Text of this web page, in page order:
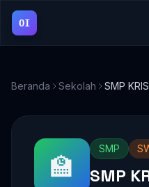
OI
Beranda Sekolah SMP
🏫
SMP
SMP